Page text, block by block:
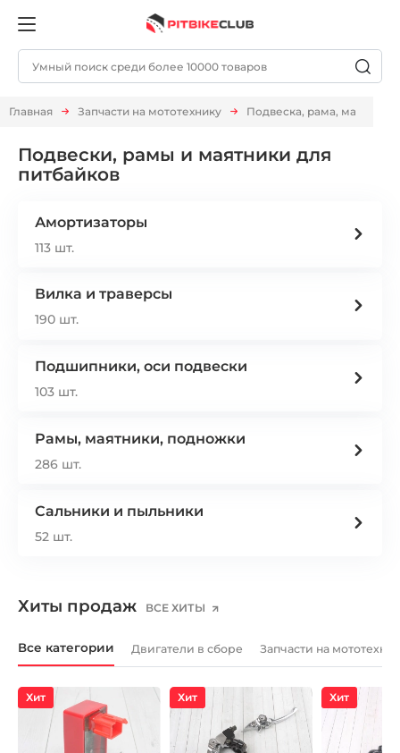
Главная Запчасти на мототехнику Подвеска, рама, маятник
Подвески, рамы и маятники для
питбайков
Амортизаторы
113 шт.
Вилка и траверсы
190 шт.
Подшипники, оси подвески
103 шт.
Рамы, маятники, подножки
286 шт.
Сальники и пыльники
52 шт.
Хиты продаж ВСЕ ХИТЫ
Все категории Двигатели в сборе Запчасти на
Хит Хит Хит